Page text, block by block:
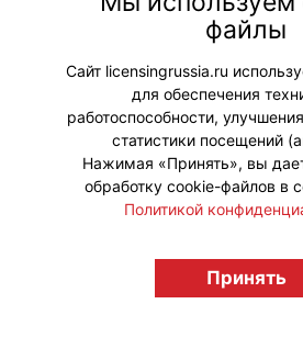
эффективными. На
будет
выпуск журнала
#Мероприятия
licensingrussia.ru, 2009-
файлы
Сайт licensingrussia.ru
для обеспечения
работоспособности,
статистики посещений
Нажимая «Принять», вы
обработку cookie-файлов в
Политикой
Принять